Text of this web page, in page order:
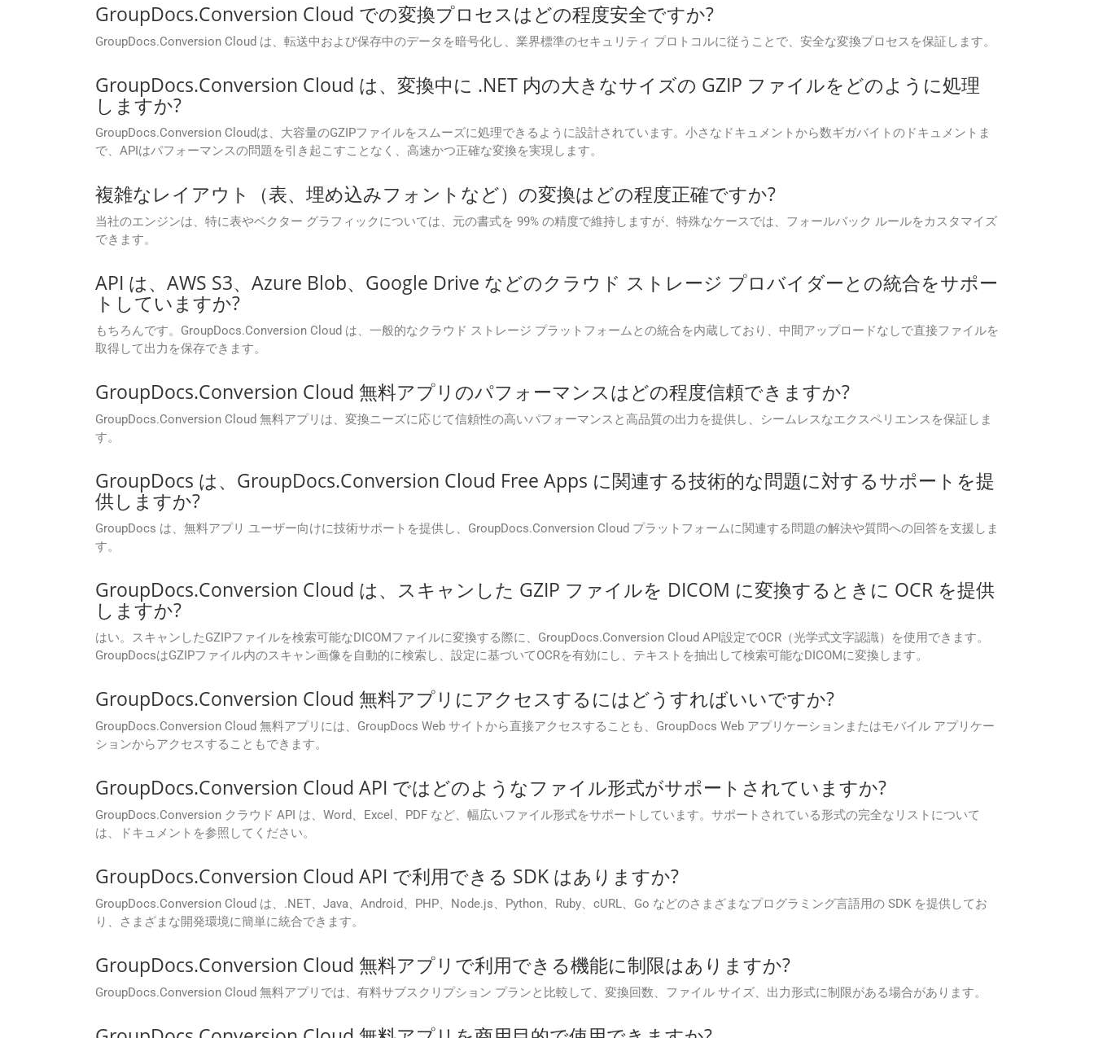
GroupDocs.Conversion Cloud での変換プロセスはどの程度安全ですか?
GroupDocs.Conversion Cloud は、転送中および保存中のデータを暗号化し、業界標準のセキュリティ プロトコルに従うことで、安全な変換プロセスを保証します。
GroupDocs.Conversion Cloud は、変換中に .NET 内の大きなサイズの GZIP ファイルをどのように処理
しますか?
GroupDocs.Conversion Cloudは、大容量のGZIPファイルをスムーズに処理できるように設計されています。小さなドキュメントから数ギガバイトのドキュメントま
で、APIはパフォーマンスの問題を引き起こすことなく、高速かつ正確な変換を実現します。
複雑なレイアウト（表、埋め込みフォントなど）の変換はどの程度正確ですか?
当社のエンジンは、特に表やベクター グラフィックについては、元の書式を 99% の精度で維持しますが、特殊なケースでは、フォールバック ルールをカスタマイズ
できます。
API は、AWS S3、Azure Blob、Google Drive などのクラウド ストレージ プロバイダーとの統合をサポー
トしていますか?
もちろんです。GroupDocs.Conversion Cloud は、一般的なクラウド ストレージ プラットフォームとの統合を内蔵しており、中間アップロードなしで直接ファイルを
取得して出力を保存できます。
GroupDocs.Conversion Cloud 無料アプリのパフォーマンスはどの程度信頼できますか?
GroupDocs.Conversion Cloud 無料アプリは、変換ニーズに応じて信頼性の高いパフォーマンスと高品質の出力を提供し、シームレスなエクスペリエンスを保証しま
す。
GroupDocs は、GroupDocs.Conversion Cloud Free Apps に関連する技術的な問題に対するサポートを提
供しますか?
GroupDocs は、無料アプリ ユーザー向けに技術サポートを提供し、GroupDocs.Conversion Cloud プラットフォームに関連する問題の解決や質問への回答を支援しま
す。
GroupDocs.Conversion Cloud は、スキャンした GZIP ファイルを DICOM に変換するときに OCR を提供
しますか?
はい。スキャンしたGZIPファイルを検索可能なDICOMファイルに変換する際に、GroupDocs.Conversion Cloud API設定でOCR（光学式文字認識）を使用できます。
GroupDocsはGZIPファイル内のスキャン画像を自動的に検索し、設定に基づいてOCRを有効にし、テキストを抽出して検索可能なDICOMに変換します。
GroupDocs.Conversion Cloud 無料アプリにアクセスするにはどうすればいいですか?
GroupDocs.Conversion Cloud 無料アプリには、GroupDocs Web サイトから直接アクセスすることも、GroupDocs Web アプリケーションまたはモバイル アプリケー
ションからアクセスすることもできます。
GroupDocs.Conversion Cloud API ではどのようなファイル形式がサポートされていますか?
GroupDocs.Conversion クラウド API は、Word、Excel、PDF など、幅広いファイル形式をサポートしています。サポートされている形式の完全なリストについて
は、ドキュメントを参照してください。
GroupDocs.Conversion Cloud API で利用できる SDK はありますか?
GroupDocs.Conversion Cloud は、.NET、Java、Android、PHP、Node.js、Python、Ruby、cURL、Go などのさまざまなプログラミング言語用の SDK を提供してお
り、さまざまな開発環境に簡単に統合できます。
GroupDocs.Conversion Cloud 無料アプリで利用できる機能に制限はありますか?
GroupDocs.Conversion Cloud 無料アプリでは、有料サブスクリプション プランと比較して、変換回数、ファイル サイズ、出力形式に制限がある場合があります。